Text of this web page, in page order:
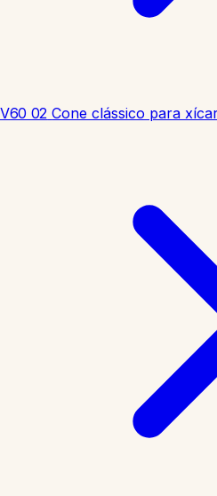
V60 02 Cone clássico para